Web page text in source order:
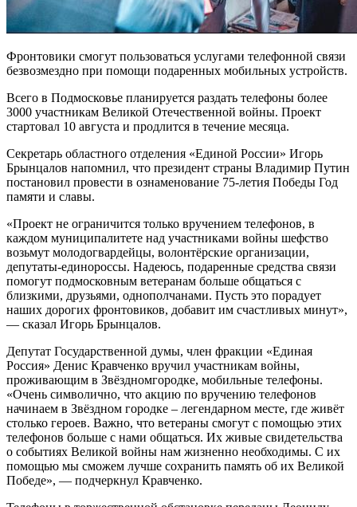
Фронтовики смогут пользоваться услугами телефонной связи
безвозмездно при помощи подаренных мобильных устройств.
Всего в Подмосковье планируется раздать телефоны более
3000 участникам Великой Отечественной войны. Проект
стартовал 10 августа и продлится в течение месяца.
Секретарь областного отделения «Единой России» Игорь
Брынцалов напомнил, что президент страны Владимир Путин
постановил провести в ознаменование 75-летия Победы Год
памяти и славы.
«Проект не ограничится только вручением телефонов, в
каждом муниципалитете над участниками войны шефство
возьмут молодогвардейцы, волонтёрские организации,
депутаты-единороссы. Надеюсь, подаренные средства связи
помогут подмосковным ветеранам больше общаться с
близкими, друзьями, однополчанами. Пусть это порадует
наших дорогих фронтовиков, добавит им счастливых минут»,
— сказал Игорь Брынцалов.
Депутат Государственной думы, член фракции «Единая
Россия» Денис Кравченко вручил участникам войны,
проживающим в Звёздномгородке, мобильные телефоны.
«Очень символично, что акцию по вручению телефонов
начинаем в Звёздном городке – легендарном месте, где живёт
столько героев. Важно, что ветераны смогут с помощью этих
телефонов больше с нами общаться. Их живые свидетельства
о событиях Великой войны нам жизненно необходимы. С их
помощью мы сможем лучше сохранить память об их Великой
Победе», — подчеркнул Кравченко.